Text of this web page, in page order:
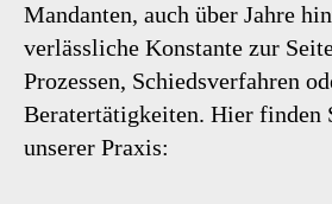
Mandanten, auch über Jahre
verlässliche Konstante zur
Prozessen, Schiedsverfahren
Beratertätigkeiten. Hier finden
unserer Praxis: